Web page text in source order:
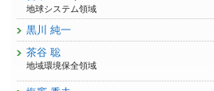
地球システム領域
黒川 純一
茶谷 聡
地域環境保全領域